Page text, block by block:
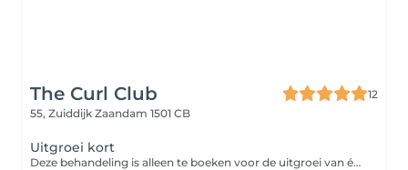
The Curl Club
12
55, Zuiddijk Zaandam 1501 CB
Uitgroei kort
Deze behandeling is alleen te boeken voor de uitgroei van één gehele kleur en niet voor de uitgroei van highlights. Voor de uitgroei van highlights moet u de behandeling 'highlights' boeken. Deze behandeling kan alleen geboekt worden als je een uitgroei hebt van tussen de 0-3 maanden. Zorg ervoor dat je hieraan voldoet voordat je deze dienst boekt.